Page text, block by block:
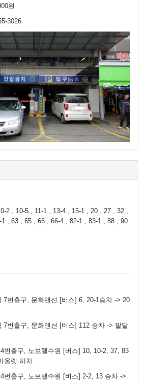
원
3026
2 , 10-5 , 11-1 , 13-4 , 15-1 , 20 , 27 , 32 ,
, 63 , 65 , 66 , 66-4 , 82-1 , 83-1 , 88 , 90
7번출구, 문화맨션 [버스] 6, 20-1승차 -> 20
7번출구, 문화맨션 [버스] 112 승차 -> 팔달
번출구, 노보텔수원 [버스] 10, 10-2, 37, 83
울렛 하차
번출구, 노보텔수원 [버스] 2-2, 13 승차 ->